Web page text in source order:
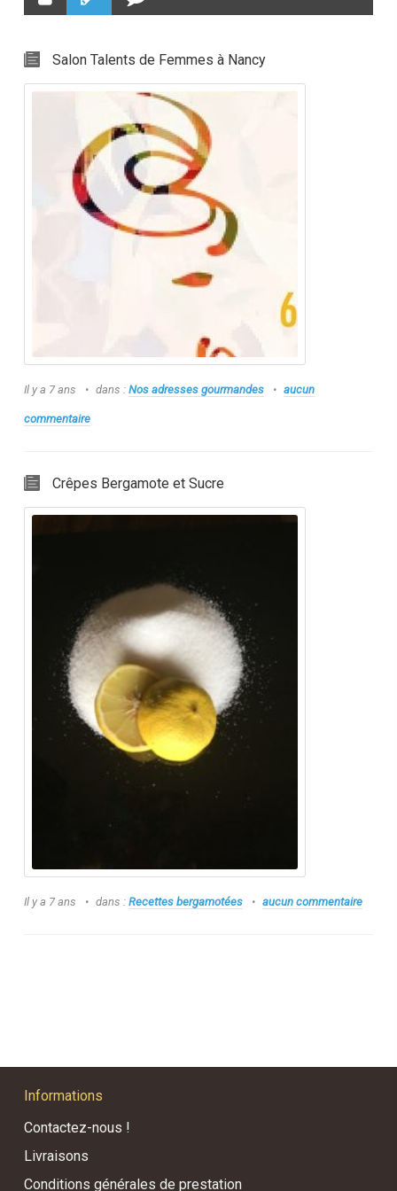
Salon Talents de Femmes à Nancy
Il y a 7 ans dans : Nos adresses gourmandes aucun
commentaire
Crêpes Bergamote et Sucre
Il y a 7 ans dans : Recettes bergamotées aucun commentaire
Informations
Contactez-nous !
Livraisons
Conditions générales de prestation